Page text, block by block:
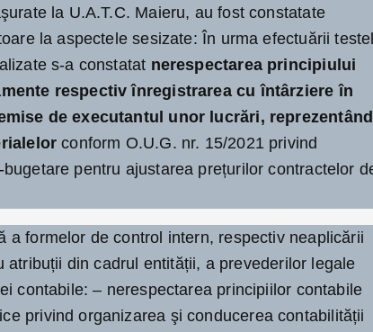
la U.A.T.C. Maieru, au fost constatate
la aspectele sesizate: În urma efectuării
s-a constatat nerespectarea principiului
respectiv înregistrarea cu întârziere în
de executantul unor lucrări, reprezentând
conform O.U.G. nr. 15/2021 privind
pentru ajustarea prețurilor contractelor
a formelor de control intern, respectiv neaplicării
atribuții din cadrul entității, a prevederilor legale
contabile: – nerespectarea principiilor contabile
privind organizarea şi conducerea contabilității